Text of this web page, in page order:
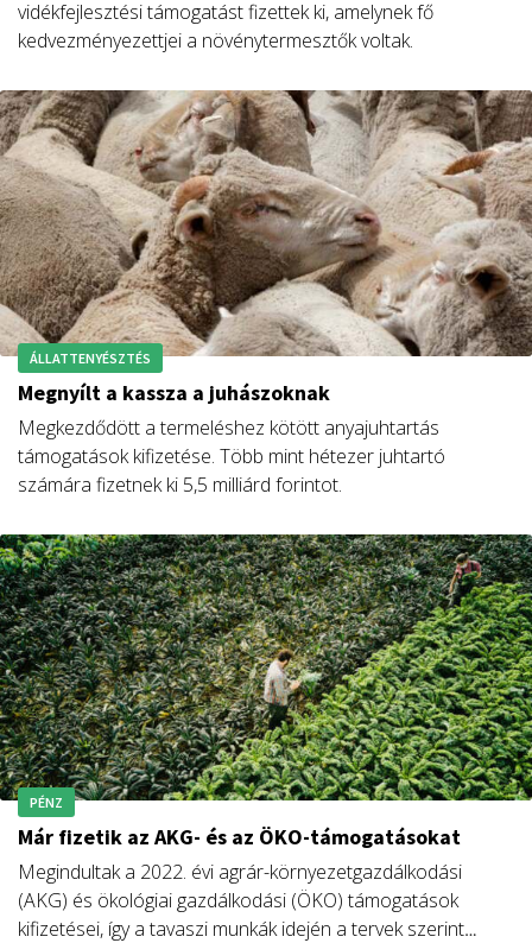
vidékfejlesztési támogatást fizettek ki, amelynek fő
kedvezményezettjei a növénytermesztők voltak.
ÁLLATTENYÉSZTÉS
Megnyílt a kassza a juhászoknak
Megkezdődött a termeléshez kötött anyajuhtartás
támogatások kifizetése. Több mint hétezer juhtartó
számára fizetnek ki 5,5 milliárd forintot.
PÉNZ
Már fizetik az AKG- és az ÖKO-támogatásokat
Megindultak a 2022. évi agrár-környezetgazdálkodási
(AKG) és ökológiai gazdálkodási (ÖKO) támogatások
kifizetései, így a tavaszi munkák idején a tervek szerint